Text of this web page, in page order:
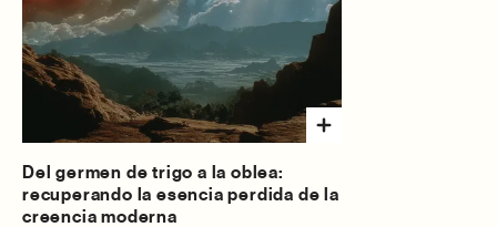
Del germen de trigo a la oblea:
recuperando la esencia perdida de la
creencia moderna